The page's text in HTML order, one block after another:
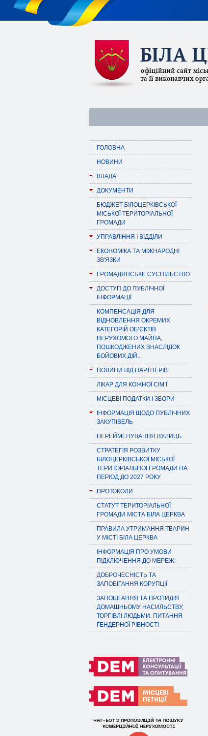
ГОЛОВНА
НОВИНИ
ВЛАДА
ДОКУМЕНТИ
БЮДЖЕТ БІЛОЦЕРКІВСЬКОЇ
МІСЬКОЇ ТЕРИТОРІАЛЬНОЇ
ГРОМАДИ
УПРАВЛІННЯ І ВІДДІЛИ
ЕКОНОМІКА ТА МІЖНАРОДНІ
ЗВ'ЯЗКИ
ГРОМАДЯНСЬКЕ СУСПІЛЬСТВО
ДОСТУП ДО ПУБЛІЧНОЇ
ІНФОРМАЦІЇ
КОМПЕНСАЦІЯ ДЛЯ
ВІДНОВЛЕННЯ ОКРЕМИХ
КАТЕГОРІЙ ОБ’ЄКТІВ
НЕРУХОМОГО МАЙНА,
ПОШКОДЖЕНИХ ВНАСЛІДОК
БОЙОВИХ ДІЙ...
НОВИНИ ВІД ПАРТНЕРІВ
ЛІКАР ДЛЯ КОЖНОЇ СІМ’Ї
МІСЦЕВІ ПОДАТКИ І ЗБОРИ
ІНФОРМАЦІЯ ЩОДО ПУБЛІЧНИХ
ЗАКУПІВЕЛЬ
ПЕРЕЙМЕНУВАННЯ ВУЛИЦЬ
СТРАТЕГІЯ РОЗВИТКУ
БІЛОЦЕРКІВСЬКОЇ МІСЬКОЇ
ТЕРИТОРІАЛЬНОЇ ГРОМАДИ НА
ПЕРІОД ДО 2027 РОКУ
ПРОТОКОЛИ
СТАТУТ ТЕРИТОРІАЛЬНОЇ
ГРОМАДИ МІСТА БІЛА ЦЕРКВА
ПРАВИЛА УТРИМАННЯ ТВАРИН
У МІСТІ БІЛА ЦЕРКВА
ІНФОРМАЦІЯ ПРО УМОВИ
ПІДКЛЮЧЕННЯ ДО МЕРЕЖ:
ДОБРОЧЕСНІСТЬ ТА
ЗАПОБІГАННЯ КОРУПЦІЇ
ЗАПОБІГАННЯ ТА ПРОТИДІЯ
ДОМАШНЬОМУ НАСИЛЬСТВУ,
ТОРГІВЛІ ЛЮДЬМИ. ПИТАННЯ
ҐЕНДЕРНОЇ РІВНОСТІ